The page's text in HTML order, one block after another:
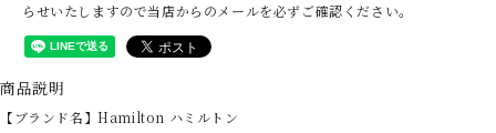
らせいたしますので当店からのメールを必ずご確認ください。
商品説明
【ブランド名】Hamilton ハミルトン